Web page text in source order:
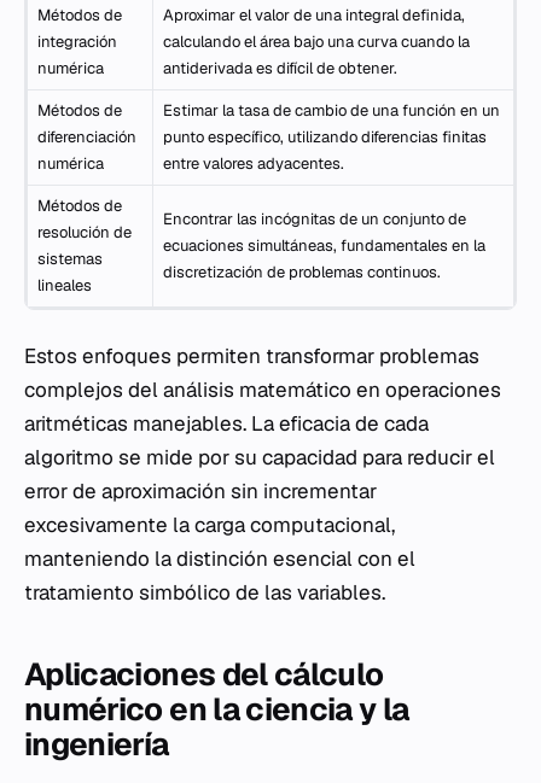
Métodos de
integración
numérica
Aproximar el valor de una integral definida,
calculando el área bajo una curva cuando la
antiderivada es difícil de obtener.
Métodos de
diferenciación
numérica
Estimar la tasa de cambio de una función en un
punto específico, utilizando diferencias finitas
entre valores adyacentes.
Métodos de
resolución de
sistemas
lineales
Encontrar las incógnitas de un conjunto de
ecuaciones simultáneas, fundamentales en la
discretización de problemas continuos.
Estos enfoques permiten transformar problemas
complejos del análisis matemático en operaciones
aritméticas manejables. La eficacia de cada
algoritmo se mide por su capacidad para reducir el
error de aproximación sin incrementar
excesivamente la carga computacional,
manteniendo la distinción esencial con el
tratamiento simbólico de las variables.
Aplicaciones del cálculo
numérico en la ciencia y la
ingeniería